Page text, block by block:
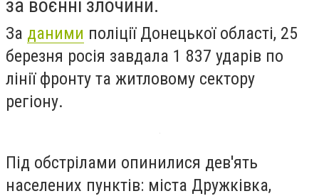
за воєнні злочини.
За даними поліції Донецької області, 25
березня росія завдала 1 837 ударів по
лінії фронту та житловому сектору
регіону.
Під обстрілами опинилися дев'ять
населених пунктів: міста Дружківка,